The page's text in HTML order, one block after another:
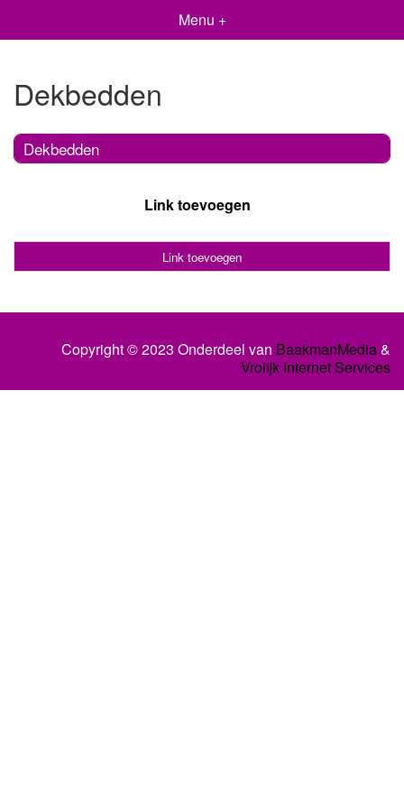
Menu +
Dekbedden
Dekbedden
Link toevoegen
Link toevoegen
Copyright © 2023 Onderdeel van BaakmanMedia&
Vrolijk Internet Services